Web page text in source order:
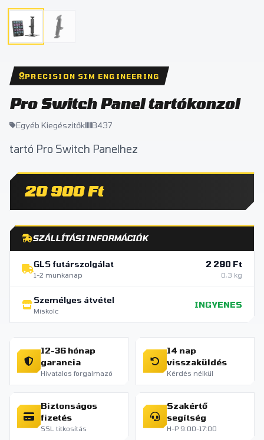
PRECISION SIM ENGINEERING
Pro Switch Panel tartókonzol
Egyéb Kiegészitők B437
tartó Pro Switch Panelhez
20 900 Ft
SZÁLLÍTÁSI INFORMÁCIÓK
GLS futárszolgálat
1-2 munkanap
2 290 Ft
0,3 kg
Személyes átvétel
Miskolc
INGYENES
12-36 hónap
garancia
Hivatalos forgalmazó
14 nap
visszaküldés
Kérdés nélkül
Biztonságos
fizetés
SSL titkosítás
Szakértő
segítség
H-P 9:00-17:00